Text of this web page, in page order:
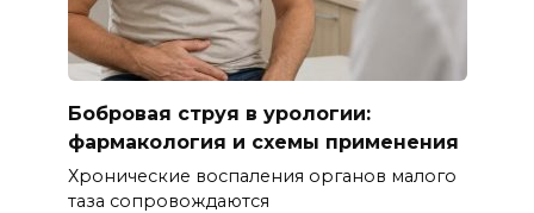
Бобровая струя в урологии:
фармакология и схемы применения
Хронические воспаления органов малого
таза сопровождаются